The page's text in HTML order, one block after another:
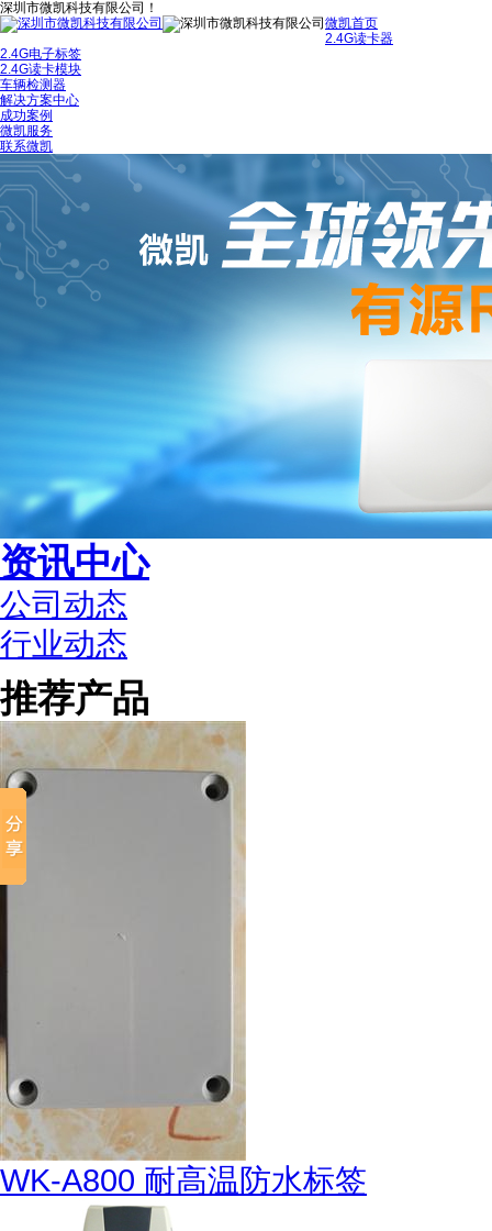
深圳市微凯科技有限公司！
微凯首页
2.4G读卡器
2.4G电子标签
2.4G读卡模块
车辆检测器
解决方案中心
成功案例
微凯服务
联系微凯
资讯中心
公司动态
行业动态
推荐产品
WK-A800 耐高温防水标签